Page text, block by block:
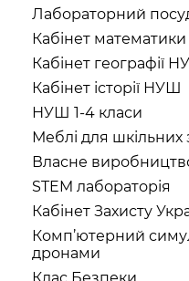
Лабораторний
Кабінет
Кабінет географії
Кабінет історії НУШ
НУШ 1-4 класи
Меблі для шкільних
Власне
STEM лабораторія
Кабінет Захисту
Комп’ютерний
дронами